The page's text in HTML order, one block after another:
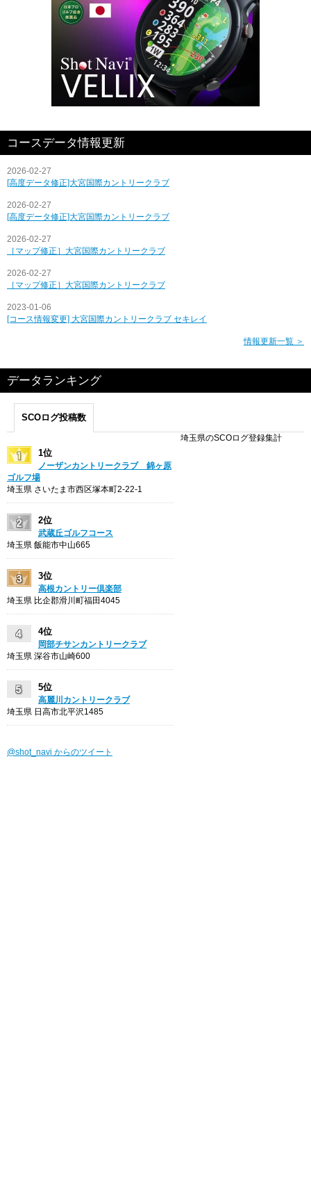
コースデータ情報更新
2026-02-27
[高度データ修正]大宮国際カントリークラブ
2026-02-27
[高度データ修正]大宮国際カントリークラブ
2026-02-27
［マップ修正］大宮国際カントリークラブ
2026-02-27
［マップ修正］大宮国際カントリークラブ
2023-01-06
[コース情報変更] 大宮国際カントリークラブ セキレイ
情報更新一覧 ＞
データランキング
SCOログ投稿数
埼玉県のSCOログ登録集計
1位
ノーザンカントリークラブ 錦ヶ原
ゴルフ場
埼玉県 さいたま市西区塚本町2-22-1
2位
武蔵丘ゴルフコース
埼玉県 飯能市中山665
3位
高根カントリー倶楽部
埼玉県 比企郡滑川町福田4045
4位
岡部チサンカントリークラブ
埼玉県 深谷市山崎600
5位
高麗川カントリークラブ
埼玉県 日高市北平沢1485
@shot_navi からのツイート